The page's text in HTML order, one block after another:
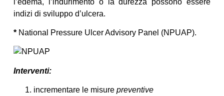
indizi di sviluppo d’ulcera.
* National Pressure Ulcer Advisory Panel (NPUAP).
Interventi:
incrementare le misurepreventive